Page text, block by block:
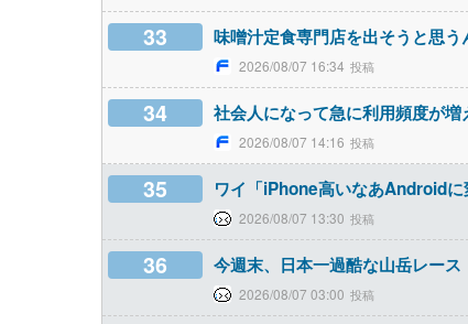
33 味噌汁定食専門店を出そうと思う
2026/08/07 16:34
34 社会人になって急に利用頻度が増
2026/08/07 14:16
35 ワイ「iPhone高いなあAndroid
2026/08/07 13:30
36 今週末、日本一過酷な山岳レー
2026/08/07 03:00